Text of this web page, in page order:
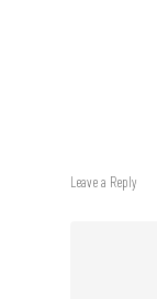
Leave a Reply